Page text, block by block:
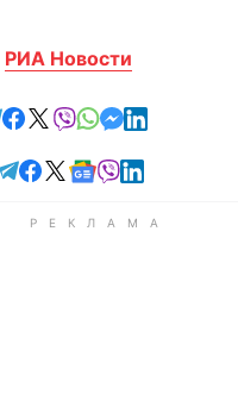
РИА Новости
отправить в Telegram
поделиться в Facebook
поделиться в X
отправить в Viber
отправить в
отправить в
Читайте в Telegram
Читайте в Facebook
Читайте в X
Читайте в
Читайте в
Читайте в